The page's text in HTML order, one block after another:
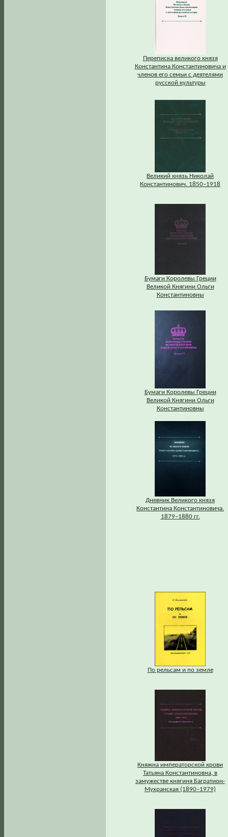
Переписка великого князя
Константина Константиновича и
членов его семьи с деятелями
русской культуры
Великий князь Николай
Константинович. 1850–1918
Бумаги Королевы Греции
Великой Княгини Ольги
Константиновны
Бумаги Королевы Греции
Великой Княгини Ольги
Константиновны
Дневник Великого князя
Константина Константиновича.
1879–1880 гг.
По рельсам и по земле
Княжна императорской крови
Татьяна Константиновна, в
замужестве княгиня Багратион-
Мухранская (1890–1979)